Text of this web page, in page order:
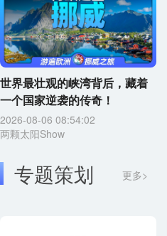
世界最壮观的峡湾背后，藏着
一个国家逆袭的传奇！
2026-08-06 08:54:02
两颗太阳Show
专题策划 更多>